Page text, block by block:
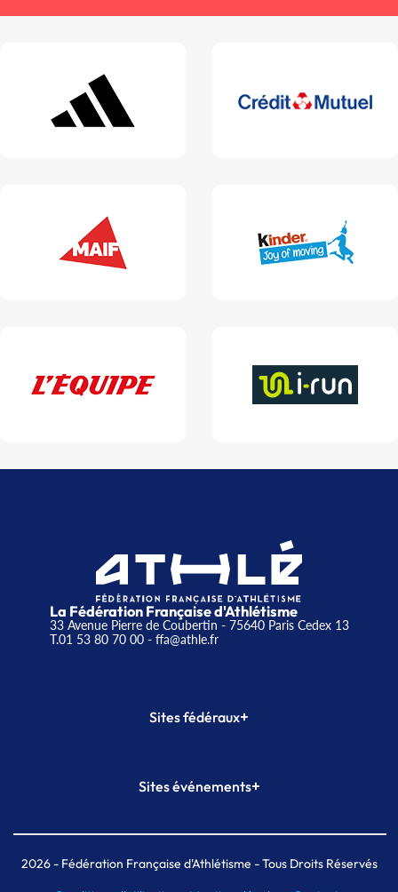
La Fédération Française d'Athlétisme
33 Avenue Pierre de Coubertin - 75640 Paris Cedex 13
T.01 53 80 70 00- ffa@athle.fr
Sites fédéraux+
Plateforme Formation
Sites événements+
Meeting de Paris indoor
MAIF Ekiden de Paris
2026- Fédération Française d'Athlétisme - Tous Droits Réservés